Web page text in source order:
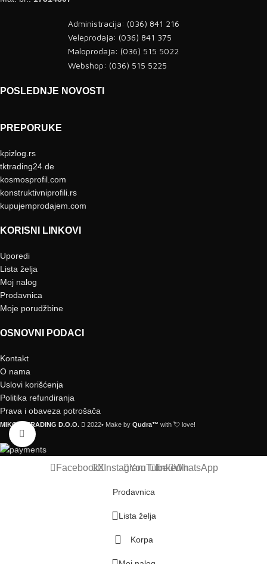
Click to enlarge
Administracija: (036) 841 216
Veleprodaja: (036) 841 375
Maloprodaja: (036) 515 5022
Webshop: (036) 515 5225
POSLEDNJE NOVOSTI
PREPORUKE
kpizlog.rs
tktrading24.de
kosmosprofil.com
konstruktivniprofili.rs
kupujemprodajem.com
KORISNI LINKOVI
Uporedi
Lista želja
Moj nalog
Prodavnica
Moje porudžbine
OSNOVNI PODACI
Kontakt
O nama
Uslovi korišćenja
Politika refundiranja
Prava i obaveza potrošača
MIKOMI TRADING D.O.O. 2022• Make by Qudra™ with 💘 love!
FacebookX InstagramYouTubelinkedinWhatsApp
Prodavnica
Lista želja
Korpa